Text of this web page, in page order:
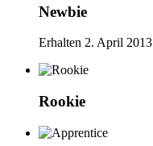
Newbie
Erhalten 2. April 2013
Rookie